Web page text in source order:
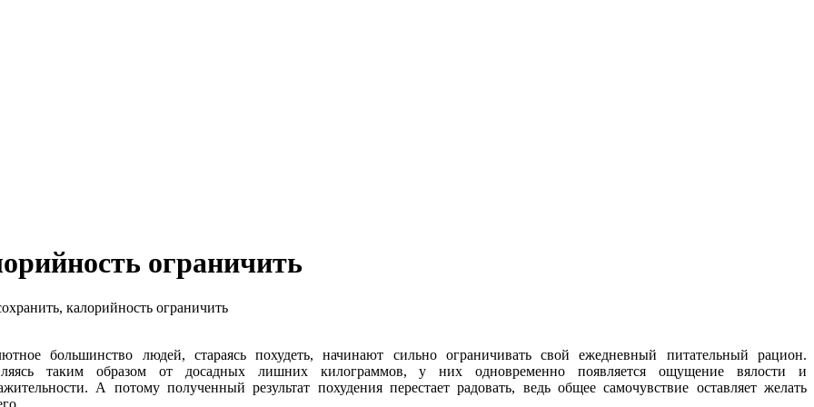
ограничить
калорийность ограничить
большинство людей, стараясь похудеть, начинают сильно ограничивать свой ежедневный питательный рацион.
таким образом от досадных лишних килограммов, у них одновременно появляется ощущение вялости и
А потому полученный результат похудения перестает радовать, ведь общее самочувствие оставляет желать